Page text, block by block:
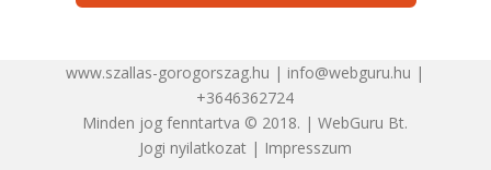
www.szallas-gorogorszag.hu | info@webguru.hu |
+3646362724
Minden jog fenntartva © 2018. | WebGuru Bt.
Jogi nyilatkozat| Impresszum